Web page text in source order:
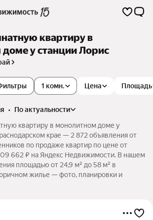
квартиру в
у станции Лорис
1 комн. Цена Площадь
•
по актуальности
квартиру в монолитном доме у
крае — 2 872 объявления от
по продаже квартир по цене от
662 ₽ на Яндекс Недвижимости. В нашем
площадью от 24,9 м² до 58 м² в
жилье — фото, планировки и